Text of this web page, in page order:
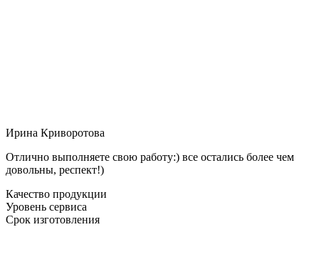
Ирина Криворотова
Отлично выполняете свою работу:) все остались более чем
довольны, респект!)
Качество продукции
Уровень сервиса
Срок изготовления